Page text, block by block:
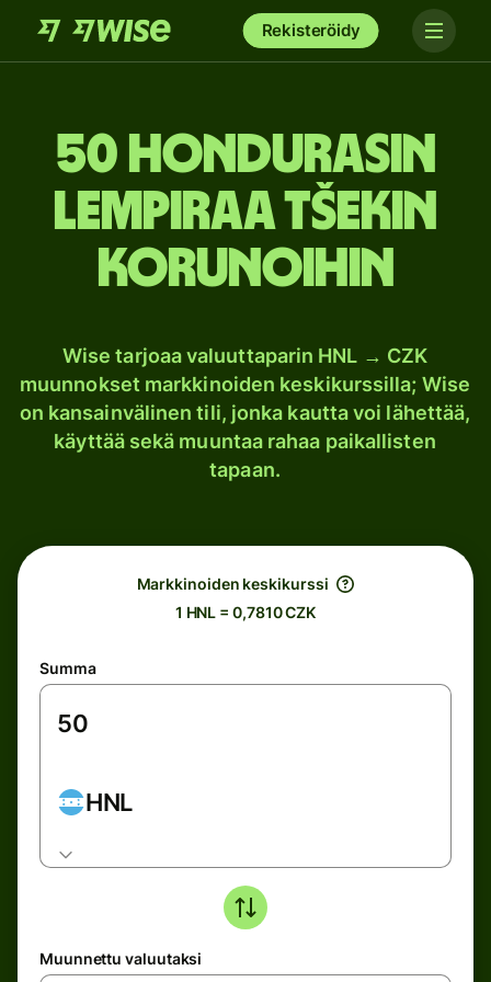
Rekisteröidy
50 Hondurasin
lempiraa Tšekin
korunoihin
Wise tarjoaa valuuttaparin HNL → CZK
muunnokset markkinoiden keskikurssilla; Wise
on kansainvälinen tili, jonka kautta voi lähettää,
käyttää sekä muuntaa rahaa paikallisten
tapaan.
Markkinoiden keskikurssi
1 HNL = 0,7810 CZK
Summa
HNL
Muunnettu valuutaksi